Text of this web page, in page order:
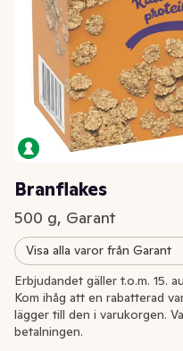
Branflakes
500 g, Garant
Visa alla varor från Garant
Extrapris
Erbjudandet gäller t.o.m. 15.
Kom ihåg att en rabatterad
lägger till den i varukorgen.
betalningen.